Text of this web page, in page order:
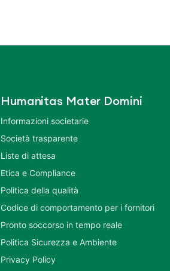
Humanitas Mater Domini
Informazioni societarie
Società trasparente
Liste di attesa
Etica e Compliance
Politica della qualità
Codice di comportamento per i fornitori
Pronto soccorso in tempo reale
Politica Sicurezza e Ambiente
Privacy Policy